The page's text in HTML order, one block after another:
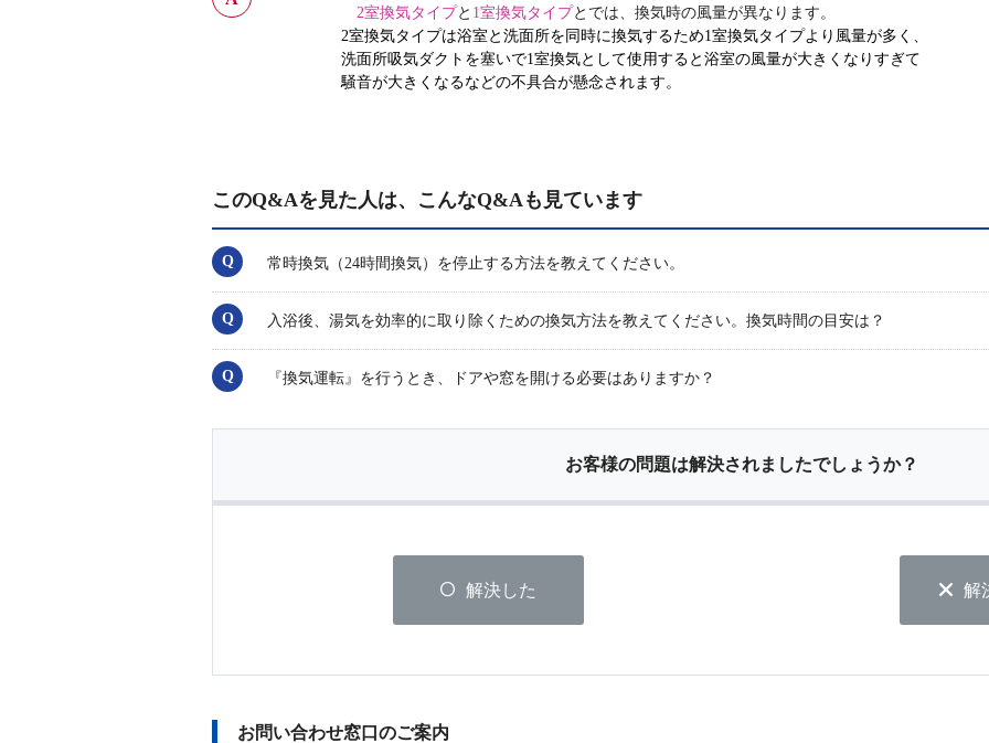
2室換気タイプと 1室換気タイプとでは、換気時の風量が異なります。
2室換気タイプは浴室と洗面所を同時に換気するため1室換気タイプより風量が多く、
洗面所吸気ダクトを塞いで1室換気として使用すると浴室の風量が大きくなりすぎて
騒音が大きくなるなどの不具合が懸念されます。
このQ&Aを見た人は、こんなQ&Aも見ています
常時換気（24時間換気）を停止する方法を教えてください。
入浴後、湯気を効率的に取り除くための換気方法を教えてください。換気時間の目安は？
『換気運転』を行うとき、ドアや窓を開ける必要はありますか？
お客様の問題は解決されましたでしょうか？
解決した 解
お問い合わせ窓口のご案内